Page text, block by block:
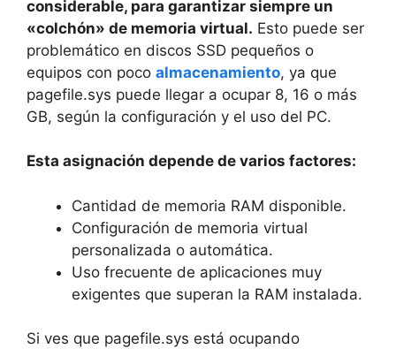
considerable, para garantizar siempre un
«colchón» de memoria virtual. Esto puede ser
problemático en discos SSD pequeños o
equipos con poco almacenamiento, ya que
pagefile.sys puede llegar a ocupar 8, 16 o más
GB, según la configuración y el uso del PC.
Esta asignación depende de varios factores:
Cantidad de memoria RAM disponible.
Configuración de memoria virtual
personalizada o automática.
Uso frecuente de aplicaciones muy
exigentes que superan la RAM instalada.
Si ves que pagefile.sys está ocupando